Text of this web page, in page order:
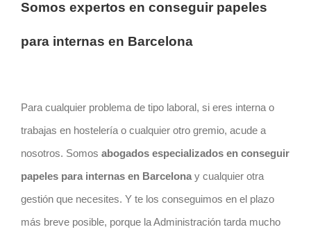
Somos expertos en conseguir papeles
para internas en Barcelona
Para cualquier problema de tipo laboral, si eres interna o
trabajas en hostelería o cualquier otro gremio, acude a
nosotros. Somos abogados especializados en conseguir
papeles para internas en Barcelonay cualquier otra
gestión que necesites. Y te los conseguimos en el plazo
más breve posible, porque la Administración tarda mucho